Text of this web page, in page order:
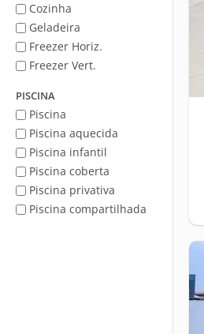
Cozinha
Geladeira
Freezer Horiz.
Freezer Vert.
PISCINA
Piscina
Piscina aquecida
Piscina infantil
Piscina coberta
Piscina privativa
Piscina compartilhada